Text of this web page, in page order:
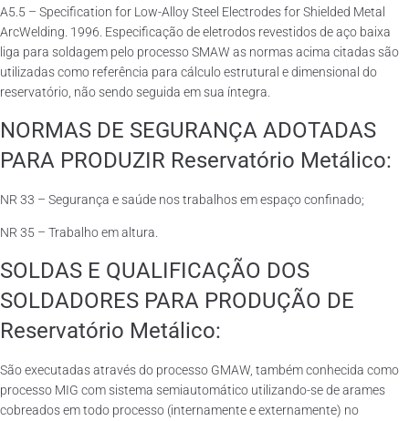
A5.5 – Specification for Low-Alloy Steel Electrodes for Shielded Metal
ArcWelding. 1996. Especificação de eletrodos revestidos de aço baixa
liga para soldagem pelo processo SMAW as normas acima citadas são
utilizadas como referência para cálculo estrutural e dimensional do
reservatório, não sendo seguida em sua íntegra.
NORMAS DE SEGURANÇA ADOTADAS
PARA PRODUZIR Reservatório Metálico:
NR 33 – Segurança e saúde nos trabalhos em espaço confinado;
NR 35 – Trabalho em altura.
SOLDAS E QUALIFICAÇÃO DOS
SOLDADORES PARA PRODUÇÃO DE
Reservatório Metálico:
São executadas através do processo GMAW, também conhecida como
processo MIG com sistema semiautomático utilizando-se de arames
cobreados em todo processo (internamente e externamente) no